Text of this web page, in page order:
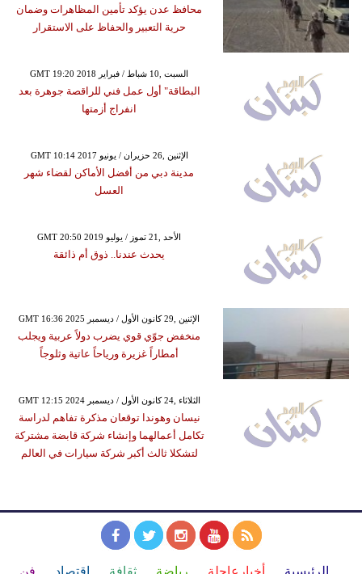
محافظ عدن يؤكد تأمين المظاهرات وضمان
حرية التعبير والحفاظ على الاستقرار
GMT 19:20 2018 السبت ,10 شباط / فبراير
البطاقة" أول عمل فني للراقصة جوهرة بعد
انفراج أزمتها
GMT 10:14 2017 الإثنين ,26 حزيران / يونيو
مدينة دبي من أفضل الأماكن لقضاء شهر
العسل
GMT 20:50 2019 الأحد ,21 تموز / يوليو
يحدث عندنا.. ذوق أم ذائقة
GMT 16:36 2025 الإثنين ,29 كانون الأول / ديسمبر
منخفض جوّي قوي يضرب دولاً عربية ويجلب
أمطاراً غزيرة ورياحاً عاتية وثلوجاً
GMT 12:15 2024 الثلاثاء ,24 كانون الأول / ديسمبر
نيسان وهوندا توقعان مذكرة تفاهم لدراسة
تكامل أعمالهما وإنشاء شركة قابضة مشتركة
لتشكلا ثالث أكبر شركة سيارات في العالم
الرئيسية أخبارعاجلة رياضة ثقافة إقتصاد فن